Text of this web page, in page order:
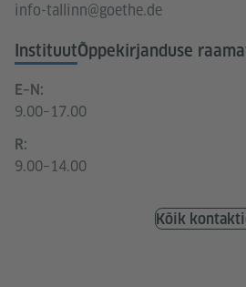
info-tallinn@goethe.de
InstituutÕppekirjanduse
E–N:
9.00–17.00
R:
9.00–14.00
Kõik